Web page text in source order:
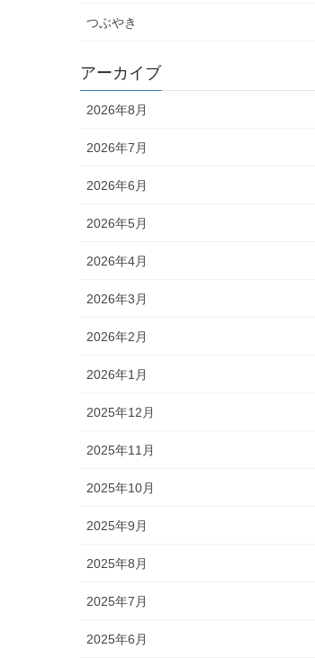
つぶやき
アーカイブ
2026年8月
2026年7月
2026年6月
2026年5月
2026年4月
2026年3月
2026年2月
2026年1月
2025年12月
2025年11月
2025年10月
2025年9月
2025年8月
2025年7月
2025年6月